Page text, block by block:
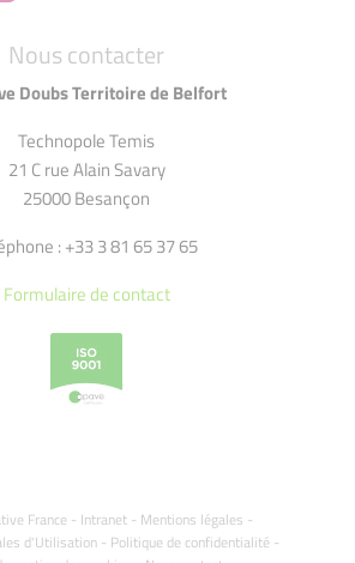
Nous contacter
Doubs Territoire de Belfort
Technopole Temis
21 C rue Alain Savary
25000 Besançon
: +33 3 81 65 37 65
Formulaire de contact
France - Intranet- Mentions légales -
d'Utilisation - Politique de confidentialité -